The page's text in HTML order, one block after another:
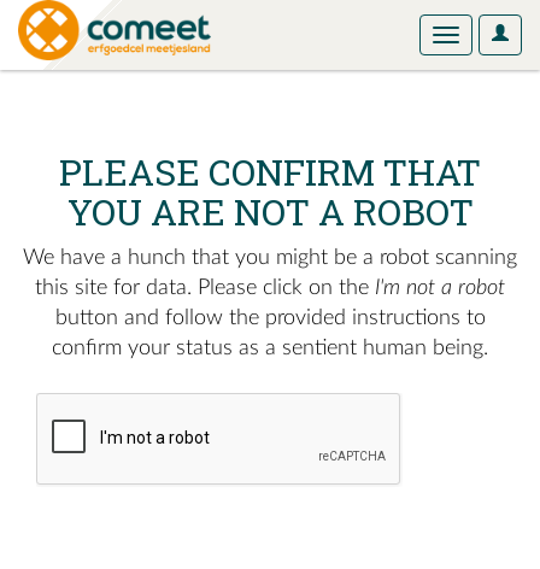
User
Toggle
PLEASE CONFIRM THAT
YOU ARE NOT A ROBOT
We have a hunch that you might be a robot scanning
this site for data. Please click on the I'm not a robot
button and follow the provided instructions to
confirm your status as a sentient human being.